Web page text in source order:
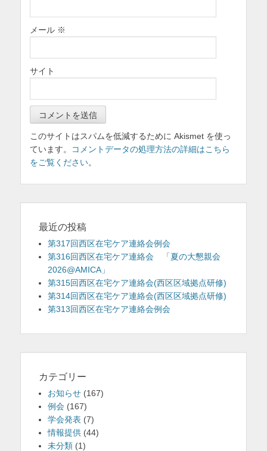
メール ※
サイト
このサイトはスパムを低減するために Akismet を使っ
ています。
コメントデータの処理方法の詳細はこちら
をご覧ください。
最近の投稿
第317回西区在宅ケア連絡会例会
第316回西区在宅ケア連絡会 「夏の大懇親会
2026@AMICA」
第315回西区在宅ケア連絡会(西区区域拠点研修)
第314回西区在宅ケア連絡会(西区区域拠点研修)
第313回西区在宅ケア連絡会例会
カテゴリー
お知らせ (167)
例会 (167)
学会発表 (7)
情報提供 (44)
未分類 (1)